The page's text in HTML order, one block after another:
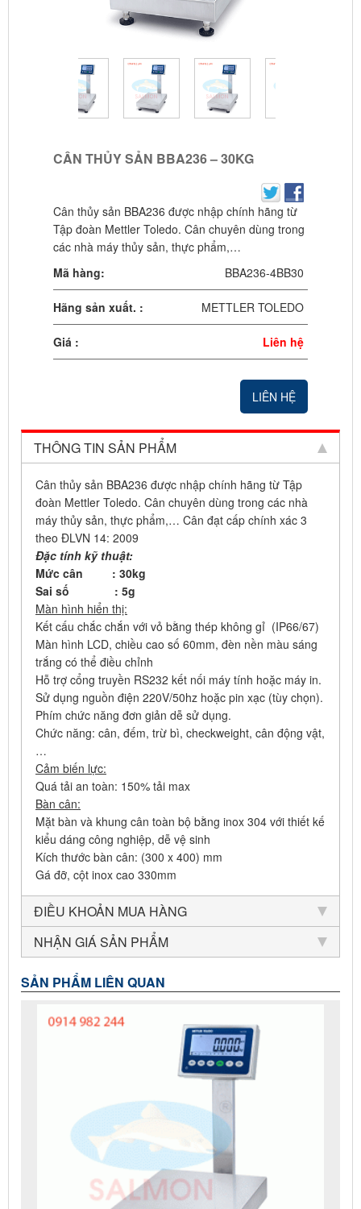
CÂN THỦY SẢN BBA236 – 30KG
Cân thủy sản BBA236 được nhập chính hãng từ
Tập đoàn Mettler Toledo. Cân chuyên dùng trong
các nhà máy thủy sản, thực phẩm,…
Mã hàng:
BBA236-4BB30
Hãng sản xuất. : METTLER TOLEDO
Giá : Liên hệ
LIÊN HỆ
THÔNG TIN SẢN PHẨM
Cân thủy sản BBA236 được nhập chính hãng từ Tập
đoàn Mettler Toledo. Cân chuyên dùng trong các nhà
máy thủy sản, thực phẩm,… Cân đạt cấp chính xác 3
theo ĐLVN 14: 2009
Đặc tính kỹ thuật:
Mức cân : 30kg
Sai số : 5g
Màn hình hiển thị:
Kết cấu chắc chắn với vỏ bằng thép không gỉ (IP66/67)
Màn hình LCD, chiều cao số 60mm, đèn nền màu sáng
trắng có thể điều chỉnh
Hỗ trợ cổng truyền RS232 kết nối máy tính hoặc máy in.
Sử dụng nguồn điện 220V/50hz hoặc pin xạc (tùy chọn).
Phím chức năng đơn giản dễ sử dụng.
Chức năng: cân, đếm, trừ bì, checkweight, cân động vật,
…
Cảm biến lực:
Quá tải an toàn: 150% tải max
Bàn cân:
Mặt bàn và khung cân toàn bộ bằng inox 304 với thiết kế
kiểu dáng công nghiệp, dễ vệ sinh
Kích thước bàn cân: (300 x 400) mm
Gá đỡ, cột inox cao 330mm
ĐIỀU KHOẢN MUA HÀNG
NHẬN GIÁ SẢN PHẨM
SẢN PHẨM LIÊN QUAN